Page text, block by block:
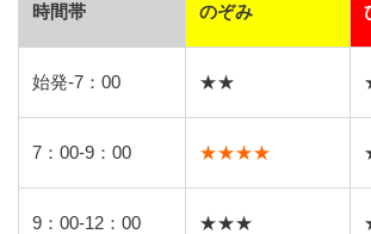
時間帯 のぞみ
始発-7：00 ★★
7：00-9：00 ★★★★
9：00-12：00 ★★★